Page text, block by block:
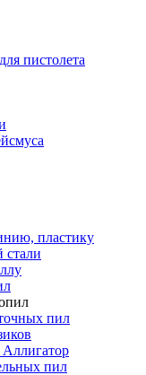
пистолета
пластику
пил
пил